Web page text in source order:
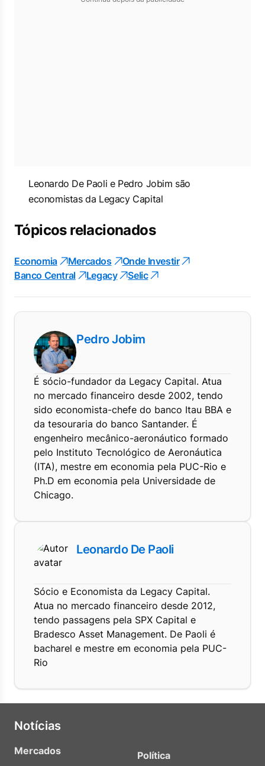
Leonardo De Paoli e Pedro Jobim são
economistas da Legacy Capital
Tópicos relacionados
Economia Mercados
Onde Investir
Banco Central
Legacy Selic
Pedro Jobim
É sócio-fundador da Legacy Capital. Atua
no mercado financeiro desde 2002, tendo
sido economista-chefe do banco Itau BBA e
da tesouraria do banco Santander. É
engenheiro mecânico-aeronáutico formado
pelo Instituto Tecnológico de Aeronáutica
(ITA), mestre em economia pela PUC-Rio e
Ph.D em economia pela Universidade de
Chicago.
Leonardo De Paoli
Sócio e Economista da Legacy Capital.
Atua no mercado financeiro desde 2012,
tendo passagens pela SPX Capital e
Bradesco Asset Management. De Paoli é
bacharel e mestre em economia pela PUC-
Rio
Notícias
Mercados
Política